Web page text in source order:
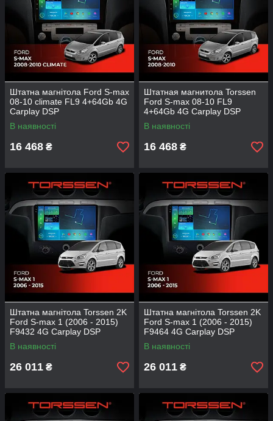
Штатна магнітола Ford S-max
08-10 climate FL9 4+64Gb 4G
Carplay DSP
В наявності
16 468 ₴
Штатная магнитола Torssen
Ford S-max 08-10 FL9
4+64Gb 4G Carplay DSP
В наявності
16 468 ₴
Штатна магнітола Torssen 2K
Ford S-max 1 (2006 - 2015)
F9432 4G Carplay DSP
В наявності
26 011 ₴
Штатна магнітола Torssen 2K
Ford S-max 1 (2006 - 2015)
F9464 4G Carplay DSP
В наявності
26 011 ₴